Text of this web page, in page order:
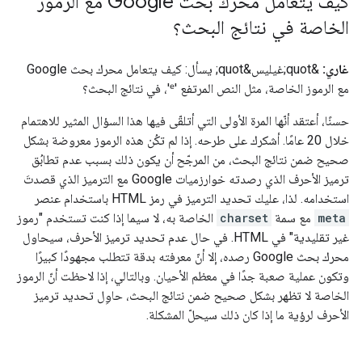
الخاصة في نتائج البحث؟
غاري:
&quot;غيليس&quot; يسأل: كيف يتعامل محرك بحث Google
مع الرموز الخاصة، مثل النص المرتفع 'ᵉ'، في نتائج البحث؟
حسنًا، أعتقد أنّها المرة الأولى التي أتلقّى فيها هذا السؤال المثير للاهتمام
خلال 20 عامًا. أشكرك على طرحه. إذا لم تكُن هذه الرموز معروضة بشكل
صحيح ضمن نتائج البحث، من المرجّح أن يكون ذلك بسبب عدم تطابُق
ترميز الأحرف الذي رصدته خوارزميات Google مع الترميز الذي قصدتَ
استخدامه. لذا، عليك تحديد الترميز في رمز HTML باستخدام عنصر
meta مع سمة charset الخاصة به، لا سيما إذا كنت تستخدم "رموز
غير تقليدية" في HTML. في حال عدم تحديد ترميز الأحرف، سيحاول
محرك بحث Google رصده، إلا أنّ معرفته بدقة تتطلب مجهودًا كبيرًا
وتكون عملية صعبة جدًا في معظم الأحيان. وبالتالي، إذا لاحظت أنّ الرموز
الخاصة لا تظهر بشكل صحيح ضمن نتائج البحث، حاوِل تحديد ترميز
الأحرف لرؤية ما إذا كان ذلك سيحلّ المشكلة.